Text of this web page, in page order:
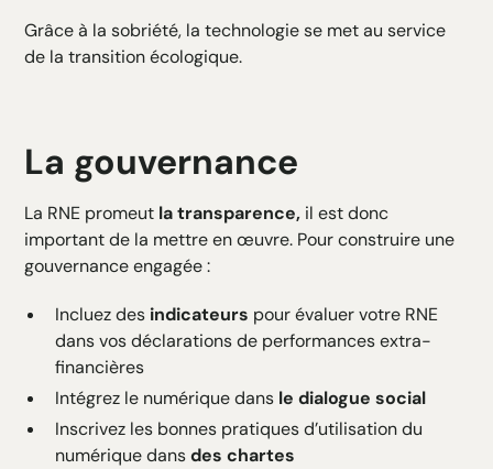
Grâce à la sobriété, la technologie se met au service
de la transition écologique.
La gouvernance
La RNE promeut la transparence, il est donc
important de la mettre en œuvre. Pour construire une
gouvernance engagée :
Incluez des indicateurs pour évaluer votre RNE
dans vos déclarations de performances extra-
financières
Intégrez le numérique dans le dialogue social
Inscrivez les bonnes pratiques d’utilisation du
numérique dansdes chartes